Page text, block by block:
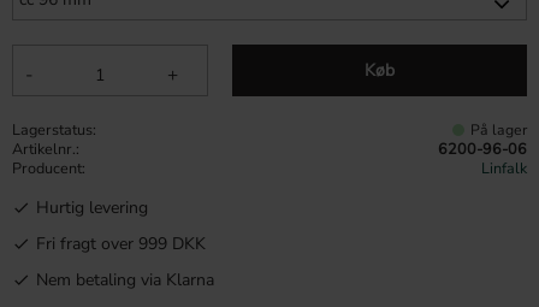
+
- Køb
Lagerstatus På lager
Artikelnr.
6200-96-06
Producent
Linfalk
Hurtig levering
Fri fragt over 999 DKK
Nem betaling via Klarna